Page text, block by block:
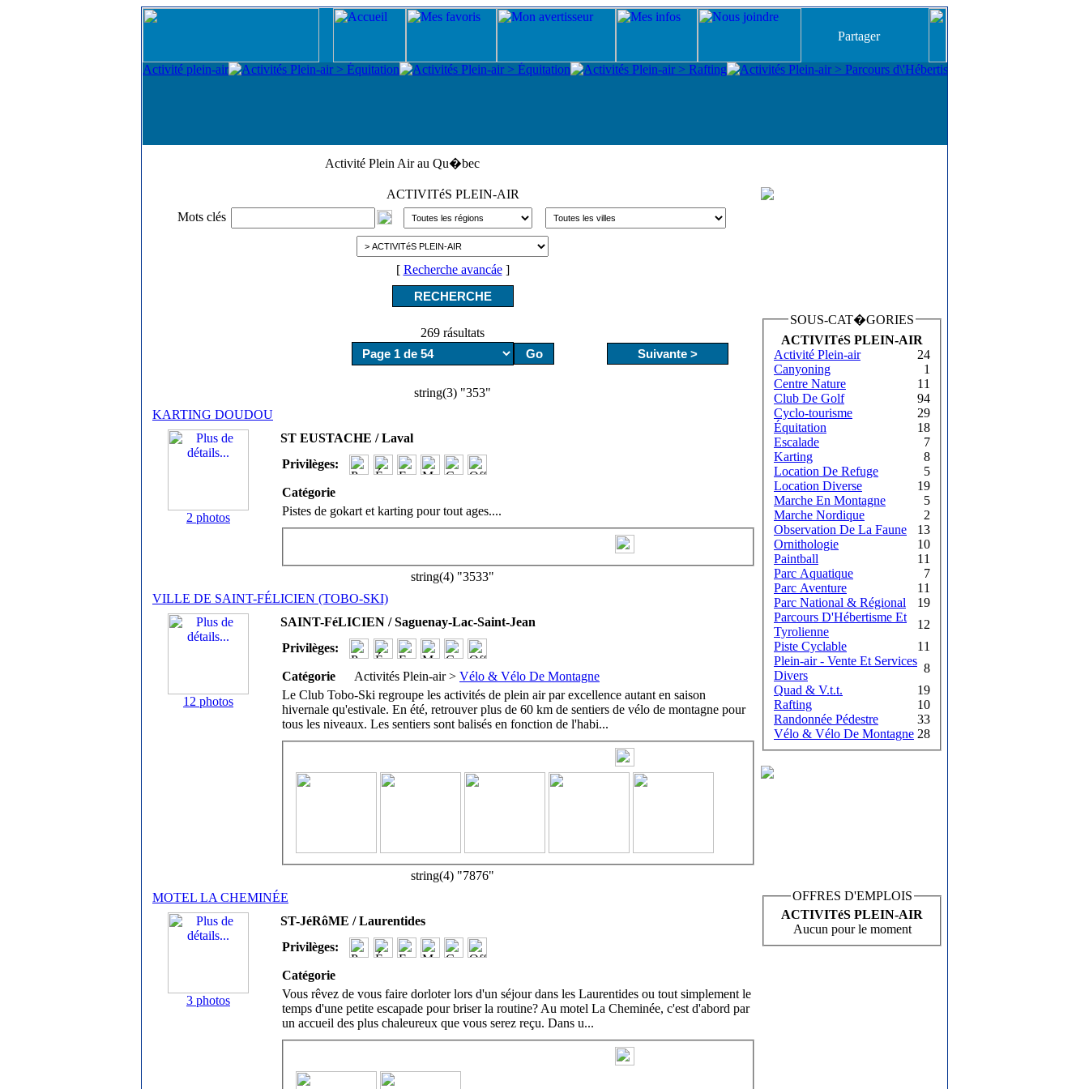
Partager
Activité Plein Air au Qu�bec
ACTIVITéS PLEIN-AIR
Mots clés
[ Recherche avancáe]
269 rásultats
string(3) "353"
KARTING DOUDOU
2 photos
ST EUSTACHE / Laval
Privilèges:
Catégorie
Pistes de gokart et karting pour tout ages....
string(4) "3533"
VILLE DE SAINT-FÉLICIEN (TOBO-SKI)
12 photos
SAINT-FéLICIEN / Saguenay-Lac-Saint-Jean
Privilèges:
Catégorie Activités Plein-air > Vélo & Vélo De Montagne
Le Club Tobo-Ski regroupe les activités de plein air par excellence autant en saison
hivernale qu'estivale. En été, retrouver plus de 60 km de sentiers de vélo de montagne pour
tous les niveaux. Les sentiers sont balisés en fonction de l'habi...
string(4) "7876"
MOTEL LA CHEMINÉE
3 photos
ST-JéRôME / Laurentides
Privilèges:
Catégorie
Vous rêvez de vous faire dorloter lors d'un séjour dans les Laurentides ou tout simplement le
temps d'une petite escapade pour briser la routine? Au motel La Cheminée, c'est d'abord par
un accueil des plus chaleureux que vous serez reçu. Dans u...
SOUS-CAT�GORIES
ACTIVITéS PLEIN-AIR
Activité Plein-air
24
Canyoning
1
Centre Nature
11
Club De Golf
94
Cyclo-tourisme
29
Équitation
18
Escalade
7
Karting
8
Location De Refuge
5
Location Diverse
19
Marche En Montagne
5
Marche Nordique
2
Observation De La Faune
13
Ornithologie
10
Paintball
11
Parc Aquatique
7
Parc Aventure
11
Parc National & Régional
19
Parcours D'Hébertisme Et
Tyrolienne
12
Piste Cyclable
11
Plein-air - Vente Et Services
Divers
8
Quad & V.t.t.
19
Rafting
10
Randonnée Pédestre
33
Vélo & Vélo De Montagne 28
OFFRES D'EMPLOIS
ACTIVITéS PLEIN-AIR
Aucun pour le moment